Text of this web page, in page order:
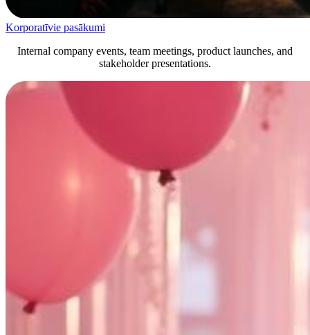
Korporatīvie pasākumi
Internal company events, team meetings, product launches, and
stakeholder presentations.